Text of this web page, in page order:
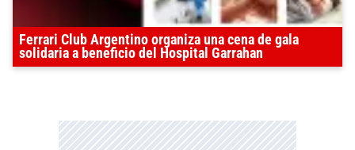
Ferrari Club Argentino organiza una cena de gala
solidaria a beneficio del Hospital Garrahan